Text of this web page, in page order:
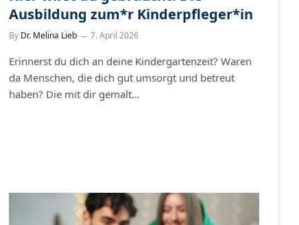
Ausbildung zum*r Kinderpfleger*in
By Dr. Melina Lieb 7. April 2026
Erinnerst du dich an deine Kindergartenzeit? Waren
da Menschen, die dich gut umsorgt und betreut
haben? Die mit dir gemalt…